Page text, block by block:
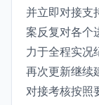
并立即对接支
案反复对各个
力于全程实况
再次更新继续
对接考核按照